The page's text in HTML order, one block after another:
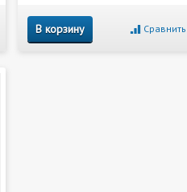
В корзину Сравнить